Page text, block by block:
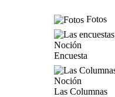
Fotos
Encuesta
Las Columnas